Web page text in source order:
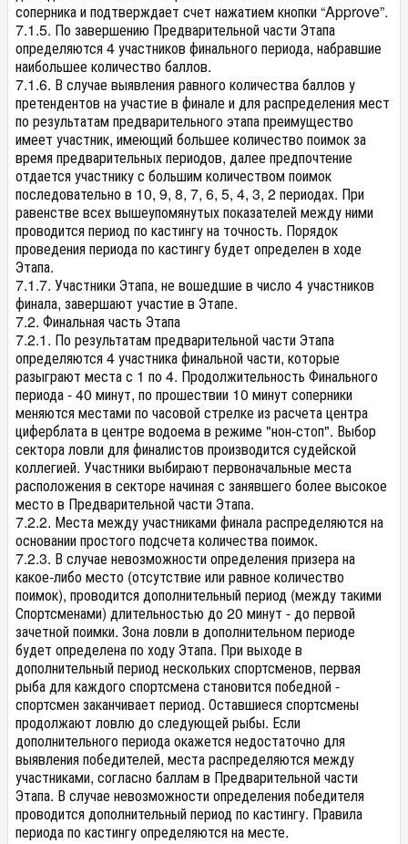
соперника и подтверждает счет нажатием кнопки “Approve”.
7.1.5. По завершению Предварительной части Этапа
определяются 4 участников финального периода, набравшие
наибольшее количество баллов.
7.1.6. В случае выявления равного количества баллов у
претендентов на участие в финале и для распределения мест
по результатам предварительного этапа преимущество
имеет участник, имеющий большее количество поимок за
время предварительных периодов, далее предпочтение
отдается участнику с большим количеством поимок
последовательно в 10, 9, 8, 7, 6, 5, 4, 3, 2 периодах. При
равенстве всех вышеупомянутых показателей между ними
проводится период по кастингу на точность. Порядок
проведения периода по кастингу будет определен в ходе
Этапа.
7.1.7. Участники Этапа, не вошедшие в число 4 участников
финала, завершают участие в Этапе.
7.2. Финальная часть Этапа
7.2.1. По результатам предварительной части Этапа
определяются 4 участника финальной части, которые
разыграют места с 1 по 4. Продолжительность Финального
периода - 40 минут, по прошествии 10 минут соперники
меняются местами по часовой стрелке из расчета центра
циферблата в центре водоема в режиме "нон-стоп". Выбор
сектора ловли для финалистов производится судейской
коллегией. Участники выбирают первоначальные места
расположения в секторе начиная с занявшего более высокое
место в Предварительной части Этапа.
7.2.2. Места между участниками финала распределяются на
основании простого подсчета количества поимок.
7.2.3. В случае невозможности определения призера на
какое-либо место (отсутствие или равное количество
поимок), проводится дополнительный период (между такими
Спортсменами) длительностью до 20 минут - до первой
зачетной поимки. Зона ловли в дополнительном периоде
будет определена по ходу Этапа. При выходе в
дополнительный период нескольких спортсменов, первая
рыба для каждого спортсмена становится победной -
спортсмен заканчивает период. Оставшиеся спортсмены
продолжают ловлю до следующей рыбы. Если
дополнительного периода окажется недостаточно для
выявления победителей, места распределяются между
участниками, согласно баллам в Предварительной части
Этапа. В случае невозможности определения победителя
проводится дополнительный период по кастингу. Правила
периода по кастингу определяются на месте.